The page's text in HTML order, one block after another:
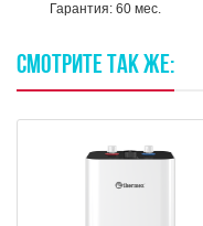
Гарантия: 60 мес.
СМОТРИТЕ ТАКЖЕ: